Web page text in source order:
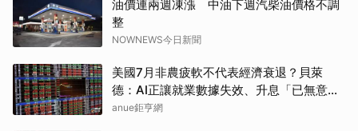
油價連兩週凍漲 中油下週汽柴油價格不調
整
NOWNEWS今日新聞
美國7月非農疲軟不代表經濟衰退？貝萊
德：AI正讓就業數據失效、升息「已無意
義」
anue鉅亨網